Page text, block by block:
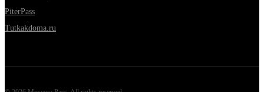
PiterPass
Tutkakdoma.ru